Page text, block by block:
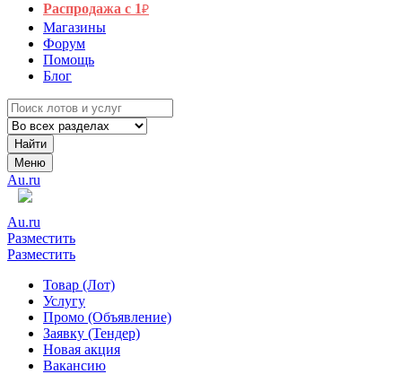
Распродажа с 1₽
Магазины
Форум
Помощь
Блог
Найти
Меню
Au.ru
Au.ru
Разместить
Разместить
Товар (Лот)
Услугу
Промо (Объявление)
Заявку (Тендер)
Новая акция
Вакансию